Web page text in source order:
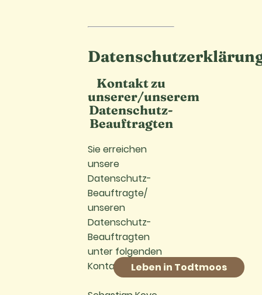
Leben in Todtmoos
Kontakt zu
unserer/unserem
Datenschutz-
Beauftragten
Sie erreichen
unsere
Datenschutz-
Beauftragte/
unseren
Datenschutz-
Beauftragten
unter folgenden
Kontaktdaten: